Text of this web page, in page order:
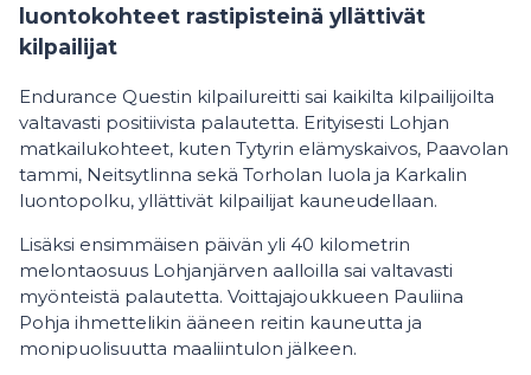
luontokohteet rastipisteinä yllättivät
kilpailijat
Endurance Questin kilpailureitti sai kaikilta kilpailijoilta
valtavasti positiivista palautetta. Erityisesti Lohjan
matkailukohteet, kuten Tytyrin elämyskaivos, Paavolan
tammi, Neitsytlinna sekä Torholan luola ja Karkalin
luontopolku, yllättivät kilpailijat kauneudellaan.
Lisäksi ensimmäisen päivän yli 40 kilometrin
melontaosuus Lohjanjärven aalloilla sai valtavasti
myönteistä palautetta. Voittajajoukkueen Pauliina
Pohja ihmettelikin ääneen reitin kauneutta ja
monipuolisuutta maaliintulon jälkeen.